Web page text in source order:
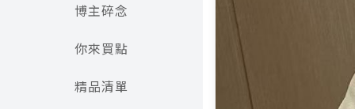
博主碎念
你來買點
精品清單